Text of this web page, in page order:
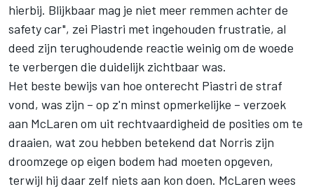
hierbij. Blijkbaar mag je niet meer remmen achter de
safety car", zei Piastri met ingehouden frustratie, al
deed zijn terughoudende reactie weinig om de woede
te verbergen die duidelijk zichtbaar was.
Het beste bewijs van hoe onterecht Piastri de straf
vond, was zijn – op z'n minst opmerkelijke – verzoek
aan McLaren om uit rechtvaardigheid de posities om te
draaien, wat zou hebben betekend dat Norris zijn
droomzege op eigen bodem had moeten opgeven,
terwijl hij daar zelf niets aan kon doen. McLaren wees